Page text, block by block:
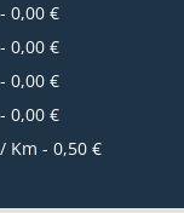
0,00 €
0,00 €
0,00 €
0,00 €
Km - 0,50 €